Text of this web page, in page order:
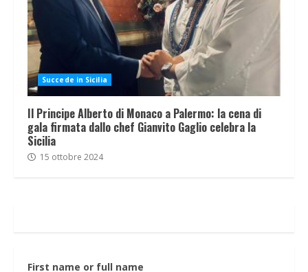
Succede in Sicilia
Il Principe Alberto di Monaco a Palermo: la cena di
gala firmata dallo chef Gianvito Gaglio celebra la
Sicilia
15 ottobre 2024
First name or full name